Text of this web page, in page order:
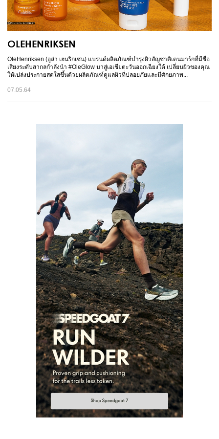
OLEHENRIKSEN
OleHenriksen (อูล่า เฮนริกเซ่น) แบรนด์ผลิตภัณฑ์บำรุงผิวสัญชาติเดนมาร์กที่มีชื่อ
เสียงระดับสากลกำลังนำ #OleGlow มาสู่เอเชียตะวันออกเฉียงใต้ เปลี่ยนผิวของคุณ
ให้เปล่งประกายสดใสขึ้นด้วยผลิตภัณฑ์ดูแลผิวที่ปลอยภัยและมีศักยภาพ...
07.05.64